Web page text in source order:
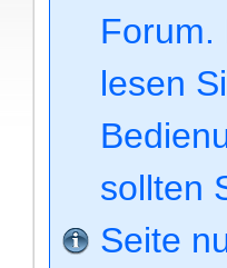
Forum.
lesen
sollten
Seite